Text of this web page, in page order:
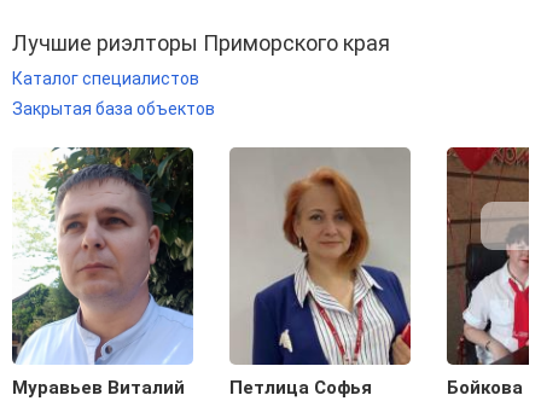
Лучшие риэлторы Приморского края
Каталог специалистов
Закрытая база объектов
Муравьев Виталий Петлица Софья Бойкова